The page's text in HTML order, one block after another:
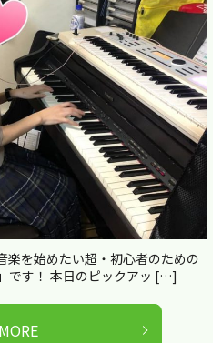
楽を始めたい超・初心者のための
です！ 本日のピックアッ […]
MORE